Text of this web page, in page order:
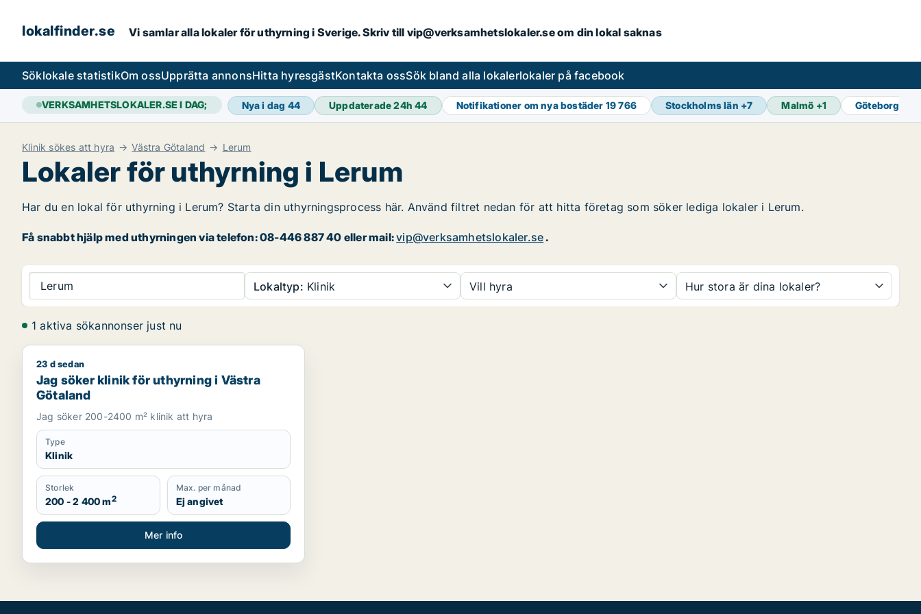
lokalfinder.se Vi samlar alla lokaler för uthyrning i Sverige. Skriv till vip@verksamhetslokaler.se om din lokal saknas
Söklokale statistikOm ossUpprätta annonsHitta hyresgästKontakta ossSök bland alla lokalerlokaler på facebook
VERKSAMHETSLOKALER.SE I DAG; Nya i dag 44 Uppdaterade 24h44 Notifikationer om nya bostäder 19 766 Stockholms län +7 Malmö +1 Göteborg
Klinik sökes att hyra Västra Götaland Lerum
Lokaler för uthyrning i Lerum
Har du en lokal för uthyrning i Lerum? Starta din uthyrningsprocess här. Använd filtret nedan för att hitta företag som söker lediga lokaler i Lerum.
Få snabbt hjälp med uthyrningen via telefon: 08-446 887 40 eller mail:vip@verksamhetslokaler.se.
Lerum Lokaltyp: Klinik Vill hyra Hur stora är dina lokaler?
1 aktiva sökannonser just nu
Jag söker klinik för uthyrning i Västra Götaland
23 d sedan
Jag söker klinik för uthyrning i Västra
Götaland
Jag söker 200-2400 m² klinik att hyra
Type
Klinik
Storlek
200 - 2 400 m2
Max. per månad
Ej angivet
Mer info